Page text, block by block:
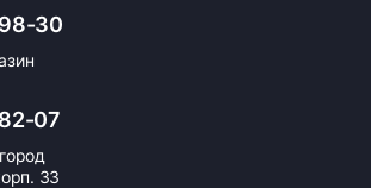
наличными при получении,
счёта для Юр.Лица
30
07
33